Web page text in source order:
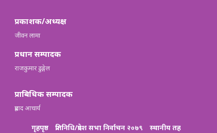
प्रकाशक/अध्यक्ष
जीवन लामा
प्रधान सम्पादक
राजकुमार ढुङ्गेल
प्राबिधिक सम्पादक
प्रह्लाद आचार्य
गृहपृष्ठ प्रतिनिधि/प्रदेश सभा निर्वाचन २०७९ स्थानीय तह